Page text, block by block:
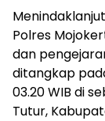
Polres
dan
ditangkap
03.20 WIB di
Tutur,